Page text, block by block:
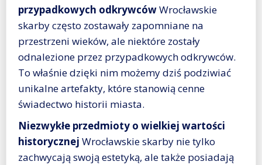
przypadkowych odkrywcówWrocławskie
skarby często zostawały zapomniane na
przestrzeni wieków, ale niektóre zostały
odnalezione przez przypadkowych odkrywców.
To właśnie dzięki nim możemy dziś podziwiać
unikalne artefakty, które stanowią cenne
świadectwo historii miasta.
Niezwykłe przedmioty o wielkiej wartości
historycznej Wrocławskie skarby nie tylko
zachwycają swoją estetyką, ale także posiadają